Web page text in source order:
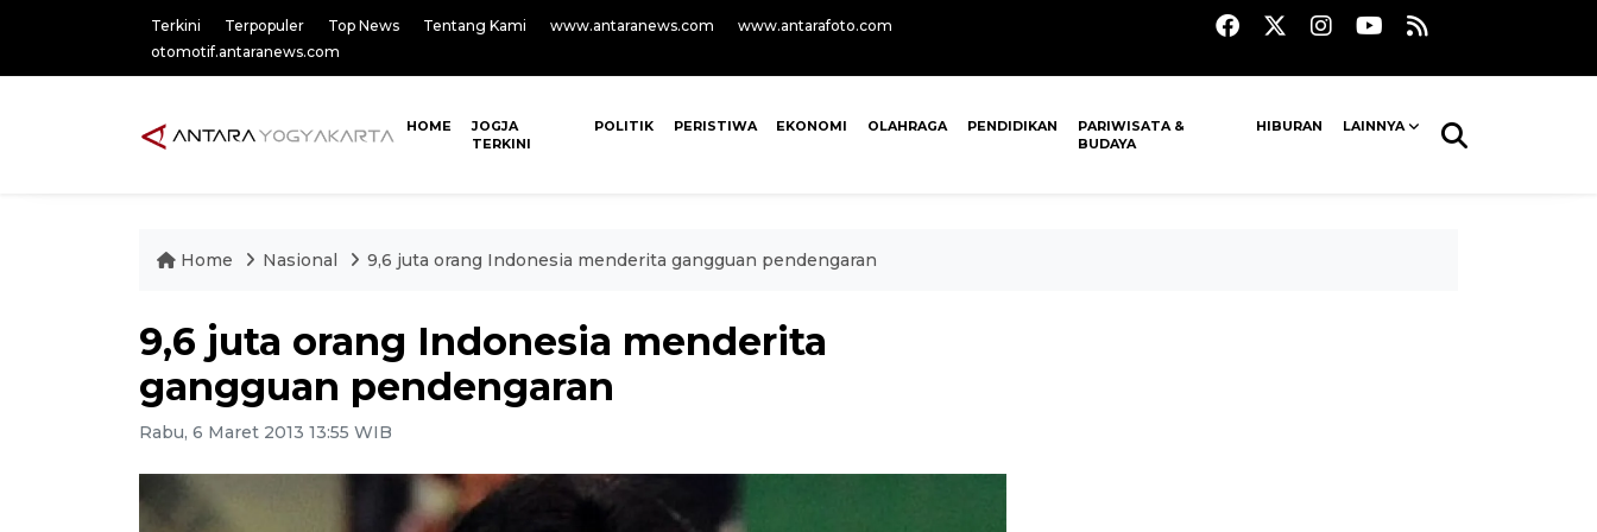
Terkini Terpopuler Top News Tentang Kami www.antaranews.com
www.antarafoto.com
otomotif.antaranews.com
HOME
JOGJA
TERKINI
POLITIK PERISTIWA EKONOMI OLAHRAGA PENDIDIKAN
PARIWISATA &
BUDAYA
HIBURAN LAINNYA
Home Nasional 9,6 juta orang Indonesia menderita gangguan pendengaran
9,6 juta orang Indonesia menderita
gangguan pendengaran
Rabu, 6 Maret 2013 13:55 WIB